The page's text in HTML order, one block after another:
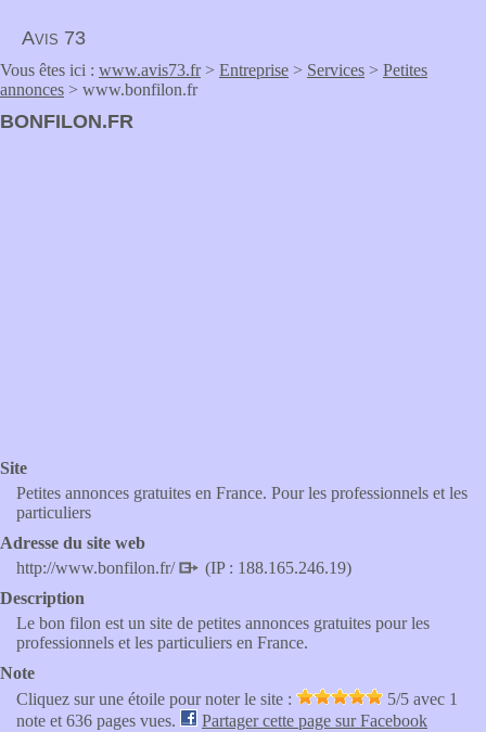
Avis 73
Vous êtes ici : www.avis73.fr> Entreprise > Services > Petites
annonces > www.bonfilon.fr
BONFILON.FR
Site
Petites annonces gratuites en France. Pour les professionnels et les
particuliers
Adresse du site web
http://www.bonfilon.fr/
(IP : 188.165.246.19)
Description
Le bon filon est un site de petites annonces gratuites pour les
professionnels et les particuliers en France.
Note
Cliquez sur une étoile pour noter le site :
5/5 avec 1
note et 636 pages vues.
Partager cette page sur Facebook